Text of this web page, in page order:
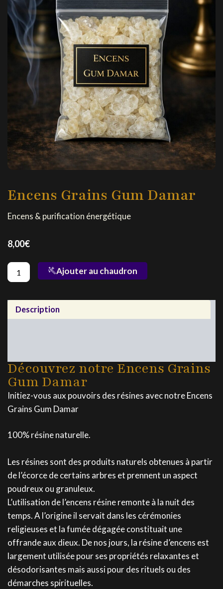
Encens Grains Gum Damar
Encens & purification énergétique
8,00€
quantité
Gum
Ajouter au chaudron
Description
Découvrez notre Encens Grains
Gum Damar
Initiez-vous aux pouvoirs des résines avec notre Encens
Grains Gum Damar
100% résine naturelle.
Les résines sont des produits naturels obtenues à partir
de l’écorce de certains arbres et prennent un aspect
poudreux ou granuleux.
L’utilisation de l’encens résine remonte à la nuit des
temps. A l’origine il servait dans les cérémonies
religieuses et la fumée dégagée constituait une
offrande aux dieux. De nos jours, la résine d’encens est
largement utilisée pour ses propriétés relaxantes et
désodorisantes mais aussi pour des rituels ou des
démarches spirituelles.